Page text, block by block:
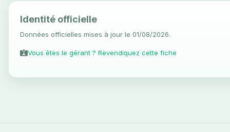
Identité officielle
Données officielles mises à jour le 01/08/2026.
Vous êtes le gérant ? Revendiquez cette fiche